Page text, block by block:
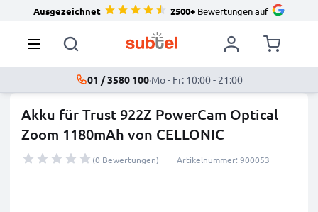
Ausgezeichnet 2500+Bewertungen auf
01 / 3580 100·Mo - Fr: 10:00 - 21:00
Akku für Trust 922Z PowerCam Optical
Zoom 1180mAh von CELLONIC
(0 Bewertungen) Artikelnummer: 900053